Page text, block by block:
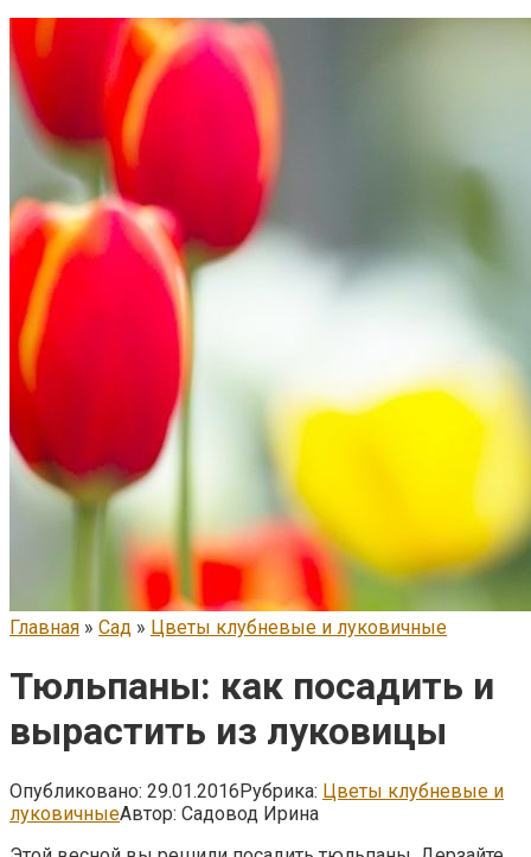
Главная » Сад » Цветы клубневые и луковичные
Тюльпаны: как посадить и
вырастить из луковицы
Опубликовано: 29.01.2016Рубрика: Цветы клубневые и
луковичныеАвтор: Садовод Ирина